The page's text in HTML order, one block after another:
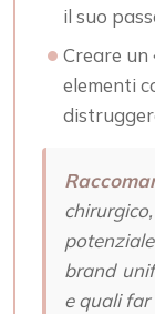
il suo
Creare un
elementi
brand
e quali far